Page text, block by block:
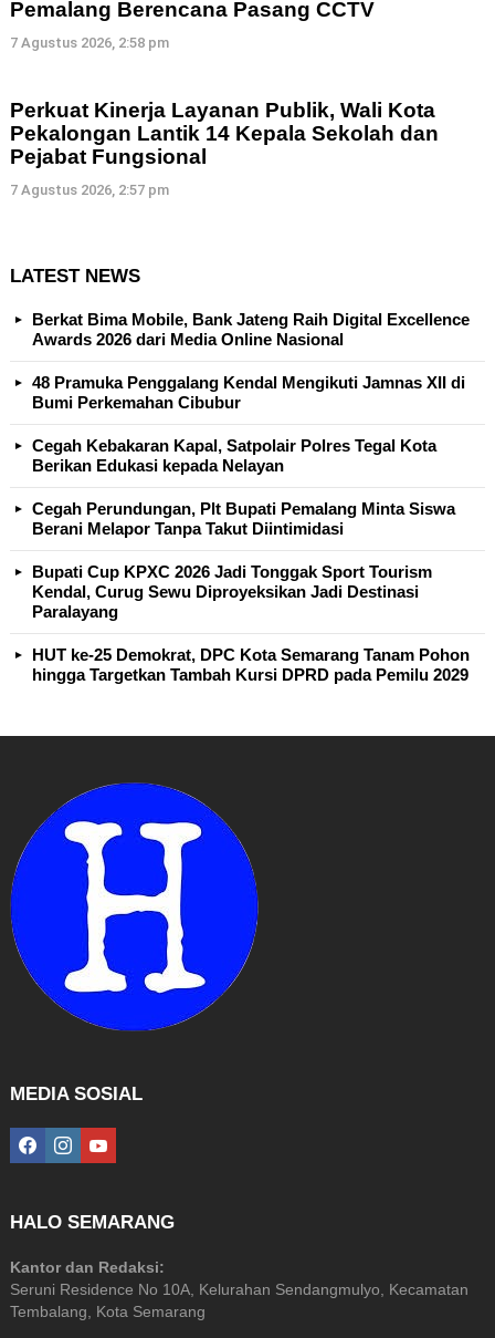
Pemalang Berencana Pasang CCTV
7 Agustus 2026, 2:58 pm
Perkuat Kinerja Layanan Publik, Wali Kota
Pekalongan Lantik 14 Kepala Sekolah dan
Pejabat Fungsional
7 Agustus 2026, 2:57 pm
LATEST NEWS
Berkat Bima Mobile, Bank Jateng Raih Digital Excellence
Awards 2026 dari Media Online Nasional
48 Pramuka Penggalang Kendal Mengikuti Jamnas XII di
Bumi Perkemahan Cibubur
Cegah Kebakaran Kapal, Satpolair Polres Tegal Kota
Berikan Edukasi kepada Nelayan
Cegah Perundungan, Plt Bupati Pemalang Minta Siswa
Berani Melapor Tanpa Takut Diintimidasi
Bupati Cup KPXC 2026 Jadi Tonggak Sport Tourism
Kendal, Curug Sewu Diproyeksikan Jadi Destinasi
Paralayang
HUT ke-25 Demokrat, DPC Kota Semarang Tanam Pohon
hingga Targetkan Tambah Kursi DPRD pada Pemilu 2029
MEDIA SOSIAL
facebookinstagramyoutube
HALO SEMARANG
Kantor dan Redaksi:
Seruni Residence No 10A, Kelurahan Sendangmulyo, Kecamatan
Tembalang, Kota Semarang